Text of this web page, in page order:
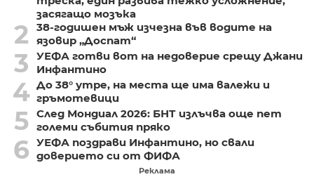
засягащо мозъка
2
38-годишен мъж изчезна във водите на
язовир „Доспат“
3
УЕФА готви вот на недоверие срещу Джани
Инфантино
4 До 38° утре, на места ще има валежи и
гръмотевици
5 След Мондиал 2026: БНТ излъчва още пет
големи събития пряко
6 УЕФА поздрави Инфантино, но свали
доверието си от ФИФА
Реклама